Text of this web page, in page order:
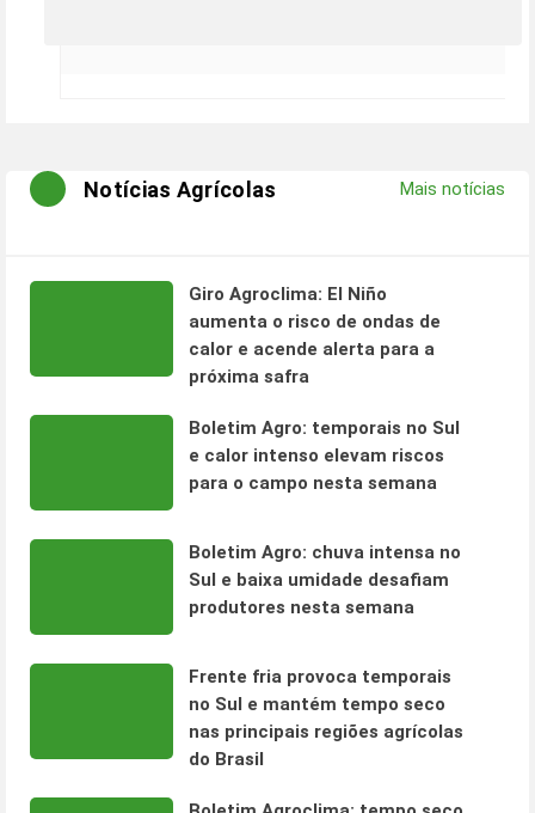
Notícias Agrícolas Mais notícias
Giro Agroclima: El Niño
aumenta o risco de ondas de
calor e acende alerta para a
próxima safra
Boletim Agro: temporais no Sul
e calor intenso elevam riscos
para o campo nesta semana
Boletim Agro: chuva intensa no
Sul e baixa umidade desafiam
produtores nesta semana
Frente fria provoca temporais
no Sul e mantém tempo seco
nas principais regiões agrícolas
do Brasil